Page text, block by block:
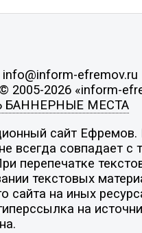
efremov.ru
2005-2026 «inform-
БАННЕРНЫЕ МЕСТА
сайт Ефремов.
всегда совпадает с
перепечатке
текстовых
сайта на иных
на